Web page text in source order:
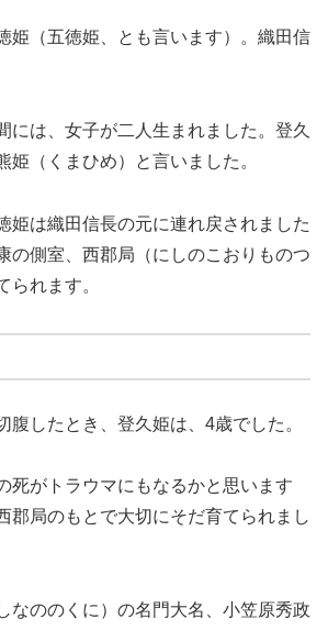
姫（五徳姫、とも言います）。織田信
には、女子が二人生まれました。登久
姫（くまひめ）と言いました。
姫は織田信長の元に連れ戻されました
の側室、西郡局（にしのこおりものつ
られます。
腹したとき、登久姫は、4歳でした。
死がトラウマにもなるかと思います
郡局のもとで大切にそだ育てられまし
なののくに）の名門大名、小笠原秀政